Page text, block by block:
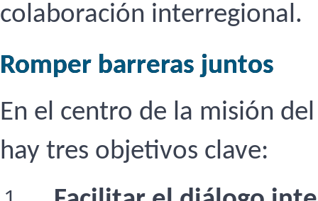
colaboración interregional.
Romper barreras juntos
En el centro de la misión
hay tres objetivos clave: